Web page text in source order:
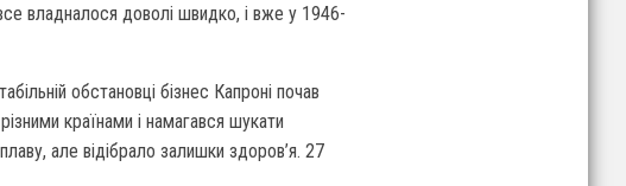
владналося доволі швидко, і вже у 1946-
обстановці бізнес Капроні почав
країнами і намагався шукати
але відібрало залишки здоров’я. 27